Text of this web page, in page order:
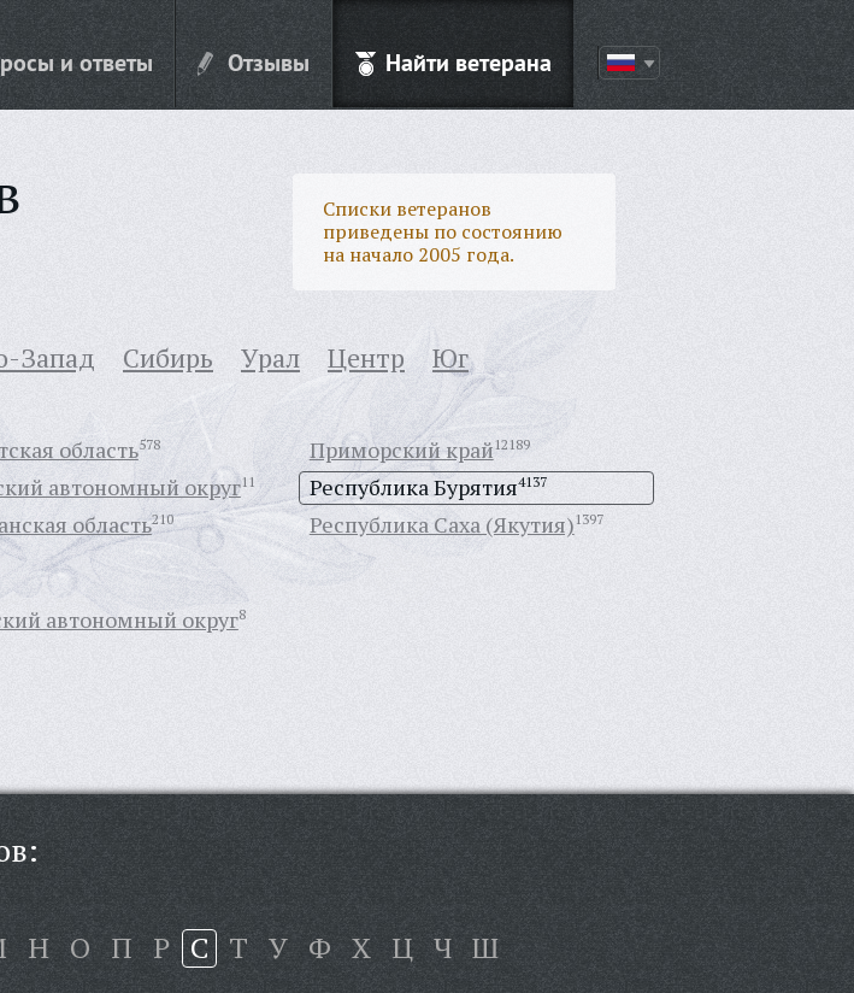
и ответы Отзывы Найти ветерана
Списки ветеранов
приведены по состоянию
на начало 2005 года.
Запад Сибирь Урал Центр Юг
область578
автономный округ11
область210
Приморский край12189
Республика Бурятия4137
Республика Саха (Якутия)1397
автономный округ8
Н О П Р С Т У Ф Х Ц Ч Ш